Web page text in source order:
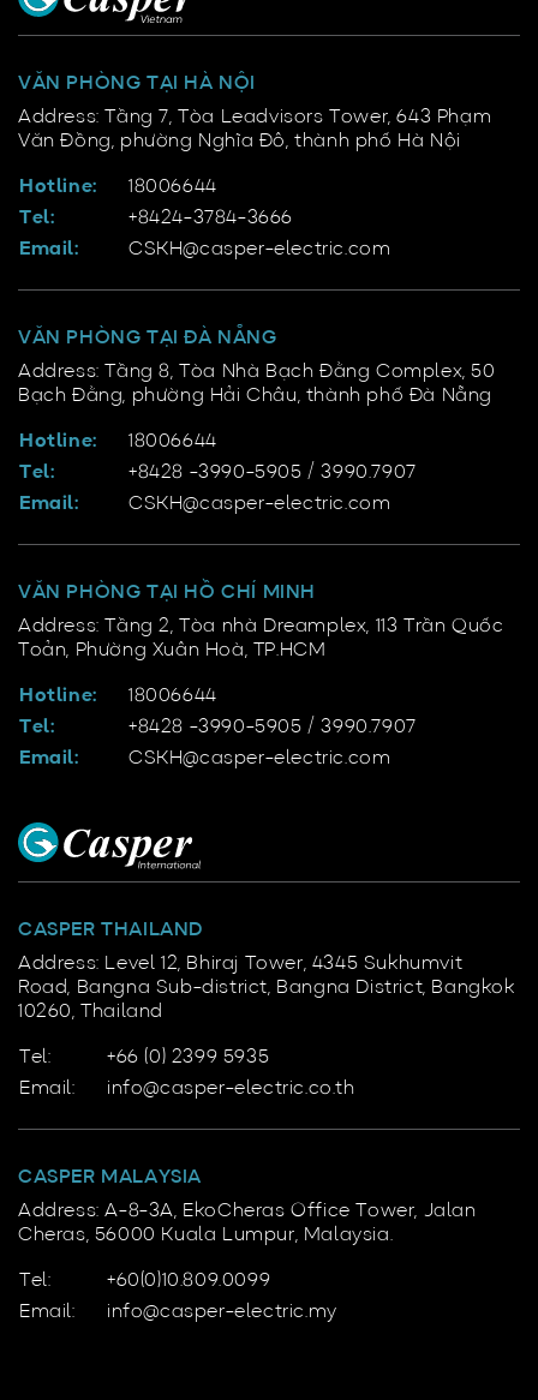
VĂN PHÒNG TẠI HÀ NỘI
Address: Tầng 7, Tòa Leadvisors Tower, 643 Phạm
Văn Đồng, phường Nghĩa Đô, thành phố Hà Nội
Hotline:
18006644
Tel:
+8424-3784-3666
Email:
CSKH@casper-electric.com
VĂN PHÒNG TẠI ĐÀ NẴNG
Address: Tầng 8, Tòa Nhà Bạch Đằng Complex, 50
Bạch Đằng, phường Hải Châu, thành phố Đà Nẵng
Hotline:
18006644
Tel:
+8428 -3990-5905 / 3990.7907
Email:
CSKH@casper-electric.com
VĂN PHÒNG TẠI HỒ CHÍ MINH
Address: Tầng 2, Tòa nhà Dreamplex, 113 Trần Quốc
Toản, Phường Xuân Hoà, TP.HCM
Hotline:
18006644
Tel:
+8428 -3990-5905 / 3990.7907
Email:
CSKH@casper-electric.com
CASPER THAILAND
Address: Level 12, Bhiraj Tower, 4345 Sukhumvit
Road, Bangna Sub-district, Bangna District, Bangkok
10260, Thailand
Tel:
+66 (0) 2399 5935
Email:
info@casper-electric.co.th
CASPER MALAYSIA
Address: A-8-3A, EkoCheras Office Tower, Jalan
Cheras, 56000 Kuala Lumpur, Malaysia.
Tel:
+60(0)10.809.0099
Email:
info@casper-electric.my